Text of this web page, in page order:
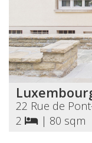
22 Rue de
2
| 80 sqm